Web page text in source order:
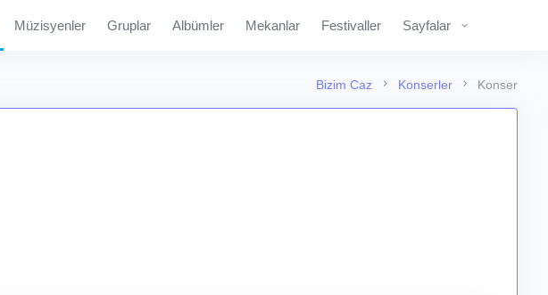
Müzisyenler Gruplar Albümler Mekanlar Festivaller Sayfalar
Bizim Caz Konserler Konser